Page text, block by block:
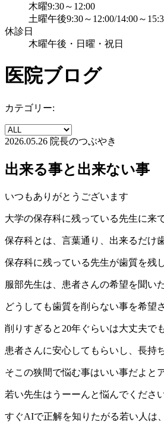
木曜9:30～12:00
土曜午後9:30～12:00/14:00～
休診日
木曜午後・日曜・祝日
医院ブログ
カテゴリー:
2026.05.26 院長のつぶやき
出来る事と出来ない事
いつもありがとうございます
大学の保存科に残っている先生に来
保存科とは、言葉通り、出来るだけ
保存科に残っている先生が歯質を残
服部先生は、患者さんの希望を聞い
どうしても歯質を削らない事を希望
削りすぎると20年ぐらいは大丈夫で
患者さんに安心してもらいし、長持
そこの狭間で悩む事はいい事だよと
若い先生はうーーんと悩んでくださ
すぐAIで正解を知りたがる若い人は